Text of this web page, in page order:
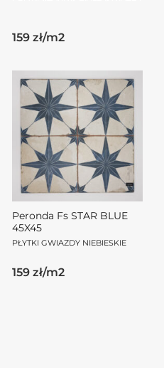
159 zł/m2
Peronda Fs STAR BLUE
45X45
PŁYTKI GWIAZDY NIEBIESKIE
159 zł/m2